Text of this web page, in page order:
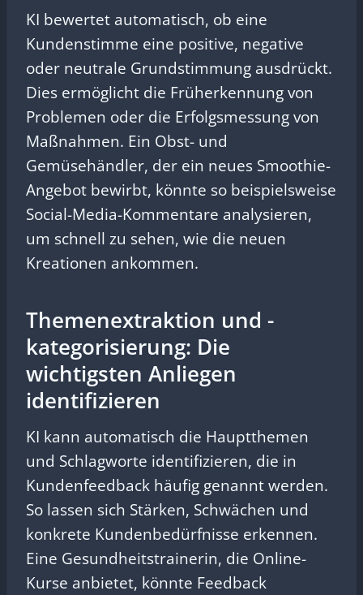
KI bewertet automatisch, ob eine
Kundenstimme eine positive, negative
oder neutrale Grundstimmung ausdrückt.
Dies ermöglicht die Früherkennung von
Problemen oder die Erfolgsmessung von
Maßnahmen. Ein Obst- und
Gemüsehändler, der ein neues Smoothie-
Angebot bewirbt, könnte so beispielsweise
Social-Media-Kommentare analysieren,
um schnell zu sehen, wie die neuen
Kreationen ankommen.
Themenextraktion und -
kategorisierung: Die
wichtigsten Anliegen
identifizieren
KI kann automatisch die Hauptthemen
und Schlagworte identifizieren, die in
Kundenfeedback häufig genannt werden.
So lassen sich Stärken, Schwächen und
konkrete Kundenbedürfnisse erkennen.
Eine Gesundheitstrainerin, die Online-
Kurse anbietet, könnte Feedback